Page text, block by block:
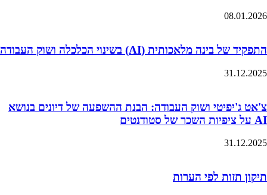
08.01.2026
התפקיד של בינה מלאכותית (AI) בשינוי הכלכלה ושוק העבודה
31.12.2025
צ'אט ג'יפיטי ושוק העבודה: הבנת ההשפעה של דיונים בנושא
AI על ציפיות השכר של סטודנטים
31.12.2025
תיקון תזות לפי הערות